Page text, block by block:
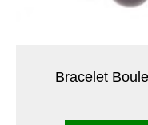
Bracelet